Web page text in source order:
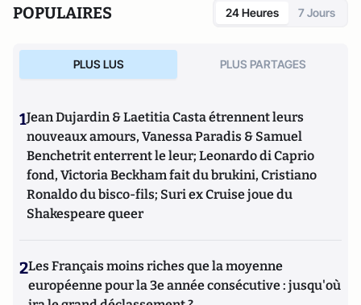
POPULAIRES 24 Heures 7 Jours
PLUS LUS PLUS PARTAGES
1Jean Dujardin & Laetitia Casta étrennent leurs
nouveaux amours, Vanessa Paradis & Samuel
Benchetrit enterrent le leur; Leonardo di Caprio
fond, Victoria Beckham fait du brukini, Cristiano
Ronaldo du bisco-fils; Suri ex Cruise joue du
Shakespeare queer
2Les Français moins riches que la moyenne
européenne pour la 3e année consécutive : jusqu'où